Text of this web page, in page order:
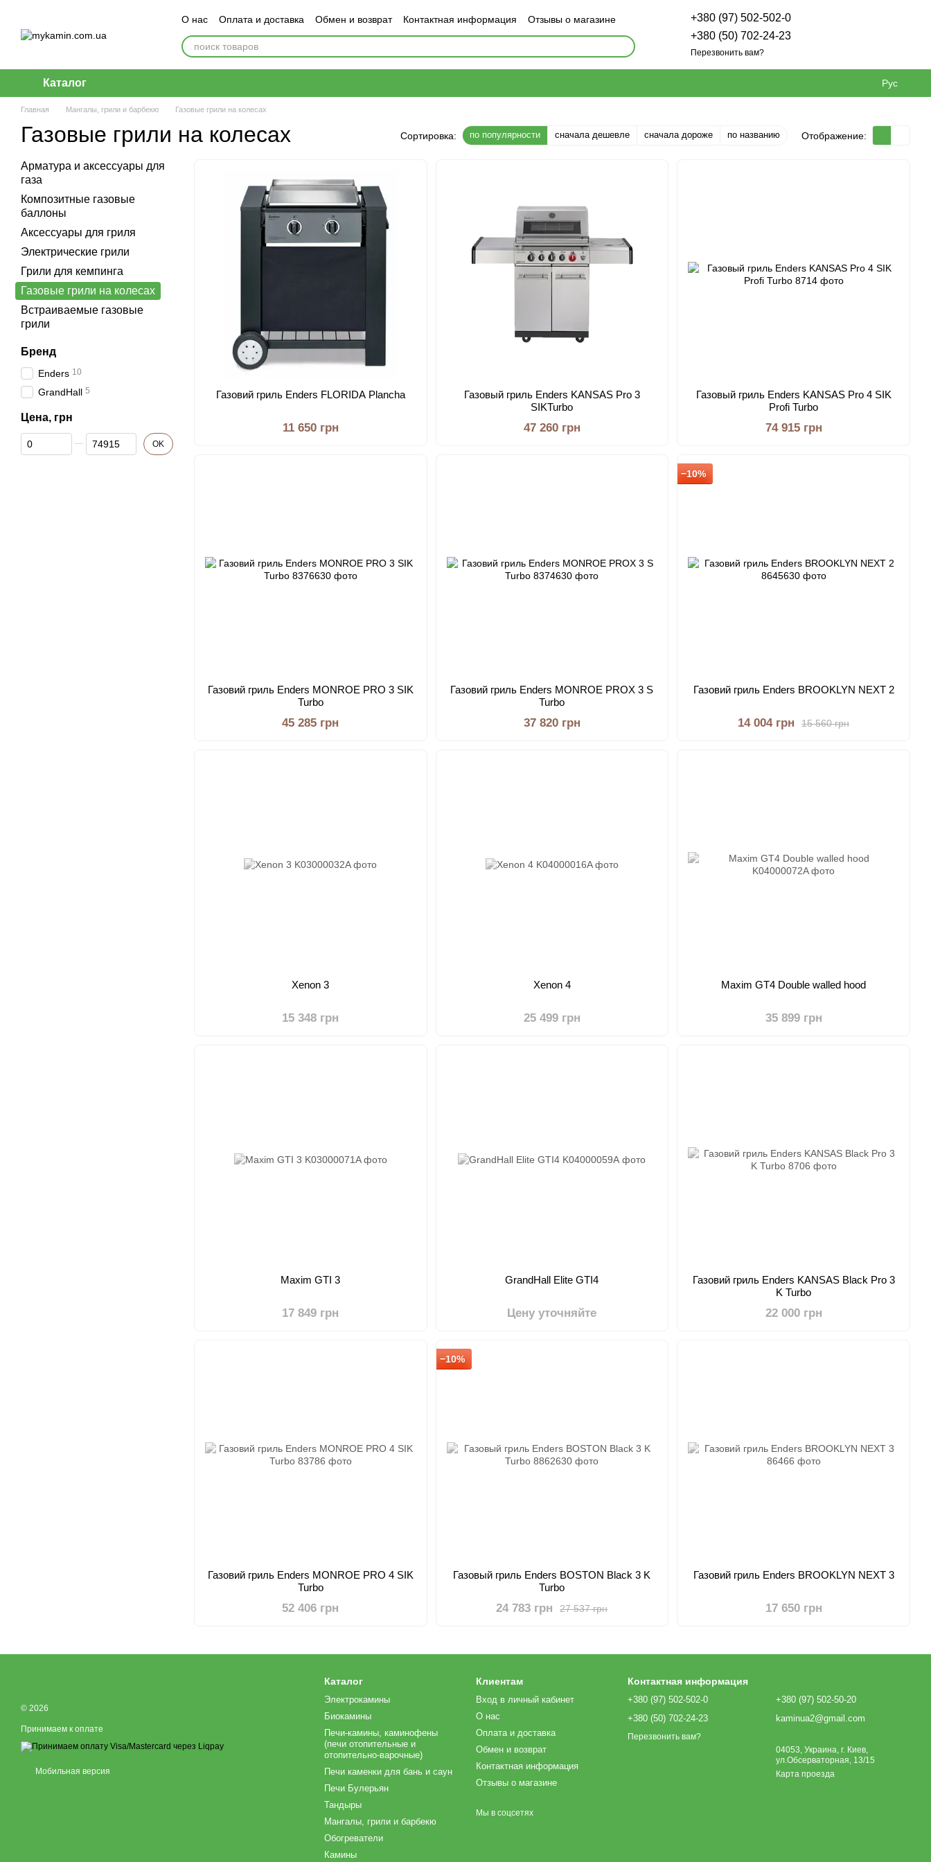
О нас Оплата и доставка Обмен и возврат Контактная информация Отзывы о магазине
+380 (97) 502-502-0
+380 (50) 702-24-23
Перезвонить вам?
Каталог Рус
Главная Мангалы, грили и барбекю Газовые грили на колесах
Газовые грили на колесах Сортировка: по популярности сначала дешевле сначала дороже по названию Отображение:
Газовий гриль Enders FLORIDA Plancha
11 650 грн
Газовый гриль Enders KANSAS Pro 3
SIKTurbo
47 260 грн
Газовый гриль Enders KANSAS Pro 4 SIK
Profi Turbo
74 915 грн
Газовий гриль Enders MONROE PRO 3 SIK
Turbo
45 285 грн
Газовий гриль Enders MONROE PROX 3 S
Turbo
37 820 грн
−10%
Газовий гриль Enders BROOKLYN NEXT 2
15 560 грн
14 004 грн
Xenon 3
15 348 грн
Xenon 4
25 499 грн
Maxim GT4 Double walled hood
35 899 грн
Maxim GTI 3
17 849 грн
GrandHall Elite GTI4
Цену уточняйте
Газовий гриль Enders KANSAS Black Pro 3
K Turbo
22 000 грн
Газовий гриль Enders MONROE PRO 4 SIK
Turbo
52 406 грн
−10%
Газовый гриль Enders BOSTON Black 3 K
Turbo
27 537 грн
24 783 грн
Газовий гриль Enders BROOKLYN NEXT 3
17 650 грн
Арматура и аксессуары для
газа
Композитные газовые
баллоны
Аксессуары для гриля
Электрические грили
Грили для кемпинга
Газовые грили на колесах
Встраиваемые газовые
грили
Бренд
Enders 10
GrandHall 5
Цена, грн
От Цена, грн
До Цена, грн OK
© 2026
Принимаем к оплате
Мобильная версия
Каталог
Электрокамины
Биокамины
Печи-камины, каминофены
(печи отопительные и
отопительно-варочные)
Печи каменки для бань и саун
Печи Булерьян
Тандыры
Мангалы, грили и барбекю
Обогреватели
Камины
Клиентам
Вход в личный кабинет
О нас
Оплата и доставка
Обмен и возврат
Контактная информация
Отзывы о магазине
Мы в соцсетях
Контактная информация
+380 (97) 502-502-0
+380 (50) 702-24-23
Перезвонить вам?
+380 (97) 502-50-20
kaminua2@gmail.com
04053, Украина, г. Киев,
ул.Обсерваторная, 13/15
Карта проезда